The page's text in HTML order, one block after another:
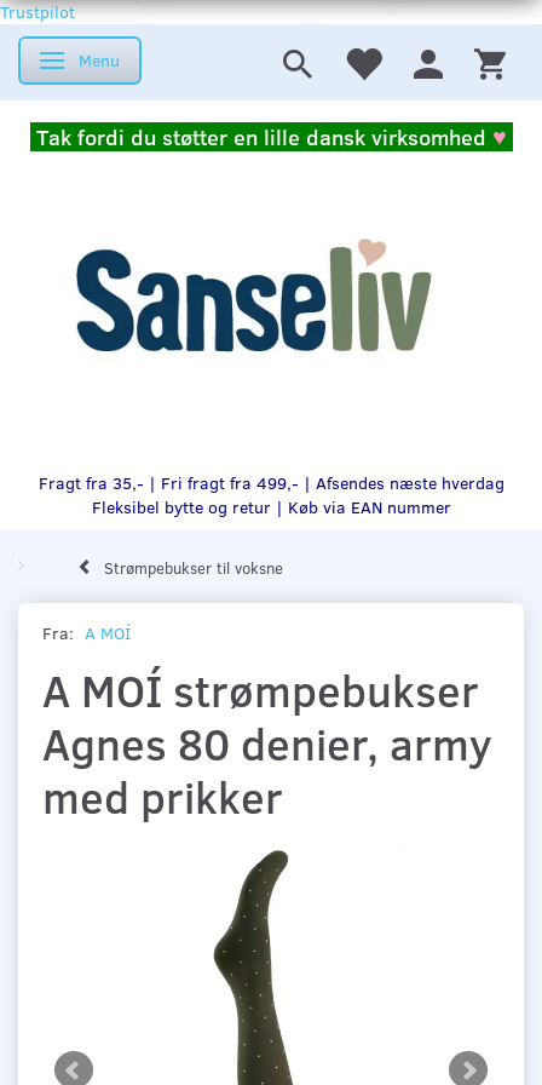
Trustpilot
Skifte navigation
Menu
Tak fordi du støtter en lille dansk virksomhed ♥
Fragt fra 35,- | Fri fragt fra 499,- | Afsendes næste hverdag
Fleksibel bytte og retur | Køb via EAN nummer
Strømpebukser til voksne
Fra: A MOÍ
A MOÍ strømpebukser
Agnes 80 denier, army
med prikker